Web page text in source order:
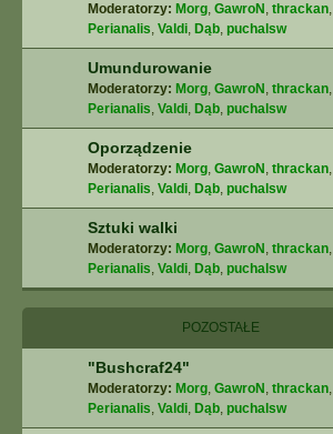
Moderatorzy: Morg, GawroN , thrackan,
Perianalis, Valdi, Dąb, puchalsw
Umundurowanie
Moderatorzy: Morg, GawroN , thrackan,
Perianalis, Valdi, Dąb, puchalsw
Oporządzenie
Moderatorzy: Morg, GawroN , thrackan,
Perianalis, Valdi, Dąb, puchalsw
Sztuki walki
Moderatorzy: Morg, GawroN , thrackan,
Perianalis, Valdi, Dąb, puchalsw
POZOSTAŁE
"Bushcraf24"
Moderatorzy: Morg, GawroN , thrackan,
Perianalis, Valdi, Dąb, puchalsw